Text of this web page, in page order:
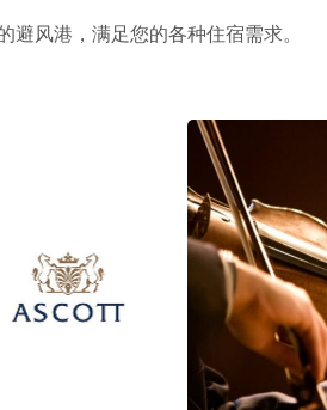
风港，满足您的各种住宿需求。